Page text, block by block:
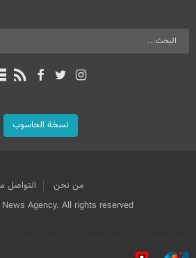
نسخة الحاسوب
من نحن
التواصل
Agency. All rights reserved